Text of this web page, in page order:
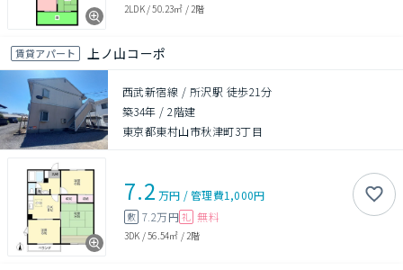
2LDK/50.23㎡ / 2階
賃貸アパート 上ノ山コーポ
西武新宿線 / 所沢駅 徒歩21分
築34年 /2階建
東京都東村山市秋津町3丁目
7.2 万円 /管理費1,000円
敷 7.2万円 礼 無料
3DK /56.54㎡ / 2階